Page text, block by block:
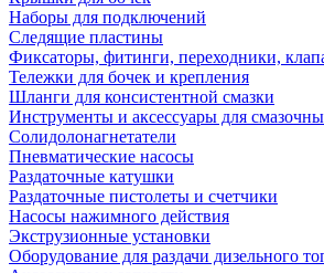
Наборы для подключений
Следящие пластины
Фиксаторы, фитинги, переходники,
Тележки для бочек и крепления
Шланги для консистентной смазки
Инструменты и аксессуары для
Солидолонагнетатели
Пневматические насосы
Раздаточные катушки
Раздаточные пистолеты и счетчики
Насосы нажимного действия
Экструзионные установки
Оборудование для раздачи дизельного